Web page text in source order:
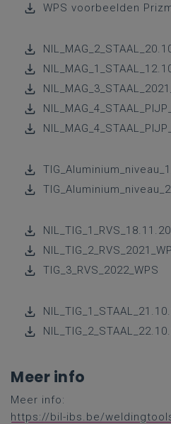
WPS voorbeelden
TIG_3_RVS_2022_WPS
Meer info
Meer info:
https://bil-ibs.be/